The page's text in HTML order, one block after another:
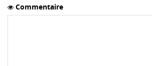
Commentaire